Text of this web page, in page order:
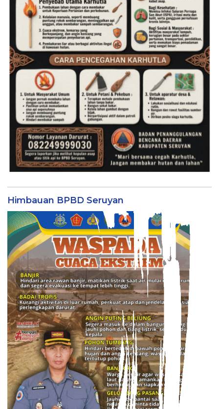
Himbauan BPBD Seruyan